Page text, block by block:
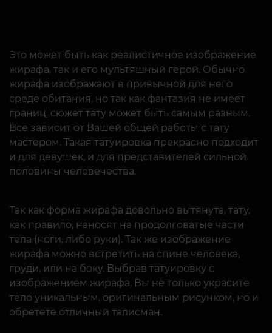
Это может быть как реалистичное изображение
жирафа, так и его мультяшный герой. Обычно
жирафа изображают в привычной для него
среде обитания, но так как фантазия не имеет
границ, сюжет тату может быть самым разным.
Все зависит от Вашей общей работы с тату
мастером. Такая татуировка прекрасно подходит
и для девушек, и для представителей сильной
половины человечества.
Так как форма жирафа довольно вытянута, тату,
как правило, наносят на продолговатые части
тела (ноги, либо руки). Так же изображение
жирафа можно встретить на спине человека,
груди, или на боку. Выбрав татуировку с
изображением жирафа, Вы не только украсите
тело уникальным, оригинальным рисунком, но и
обретете отличный талисман.